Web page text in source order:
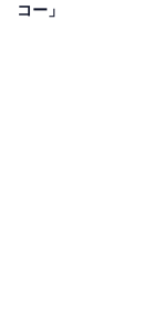
コー」